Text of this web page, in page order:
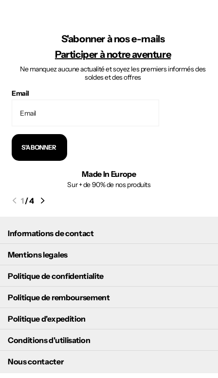
S'abonner à nos e-mails
Participer à notre aventure
Ne manquez aucune actualité et soyez les premiers informés des
soldes et des offres
Email
S'ABONNER
Made In Europe
Sur + de 90% de nos produits
1/4
Informations de contact
Mentions legales
Politique de confidentialite
Politique de remboursement
Politique d'expedition
Conditions d'utilisation
Nous contacter